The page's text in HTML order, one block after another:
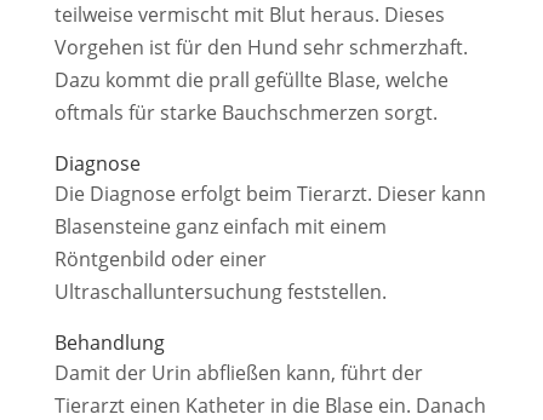
teilweise vermischt mit Blut heraus. Dieses
Vorgehen ist für den Hund sehr schmerzhaft.
Dazu kommt die prall gefüllte Blase, welche
oftmals für starke Bauchschmerzen sorgt.
Diagnose
Die Diagnose erfolgt beim Tierarzt. Dieser kann
Blasensteine ganz einfach mit einem
Röntgenbild oder einer
Ultraschalluntersuchung feststellen.
Behandlung
Damit der Urin abfließen kann, führt der
Tierarzt einen Katheter in die Blase ein. Danach